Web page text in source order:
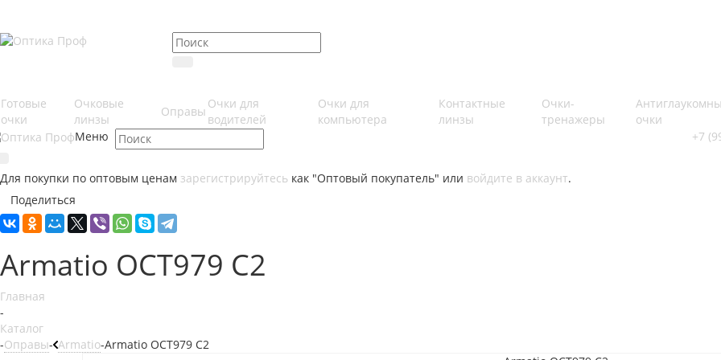
Готовые
очки
Очковые
линзы
Оправы
Очки для
водителей
Очки для
компьютера
Контактные
линзы
Очки-
тренажеры
очки
Меню
+7
Для покупки по оптовым ценам зарегистрируйтесь как "Оптовый покупатель" или войдите в аккаунт.
Поделиться
Armatio OCT979 С2
Главная
-
Каталог
-Оправы- Armatio-Armatio OCT979 С2